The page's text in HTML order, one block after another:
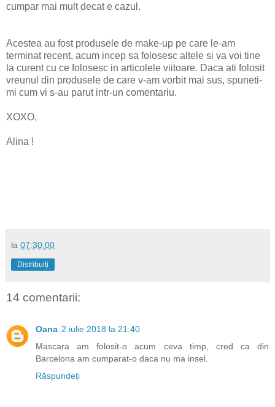
cumpar mai mult decat e cazul.
Acestea au fost produsele de make-up pe care le-am
terminat recent, acum incep sa folosesc altele si va voi tine
la curent cu ce folosesc in articolele viitoare. Daca ati folosit
vreunul din produsele de care v-am vorbit mai sus, spuneti-
mi cum vi s-au parut intr-un comentariu.
XOXO,
Alina !
la 07:30:00
Distribuiți
14 comentarii:
Oana 2 iulie 2018 la 21:40
Mascara am folosit-o acum ceva timp, cred ca din
Barcelona am cumparat-o daca nu ma insel.
Răspundeți